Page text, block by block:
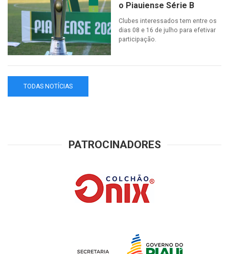
o Piauiense Série B
Clubes interessados tem entre os
dias 08 e 16 de julho para efetivar
participação.
TODAS NOTÍCIAS
PATROCINADORES